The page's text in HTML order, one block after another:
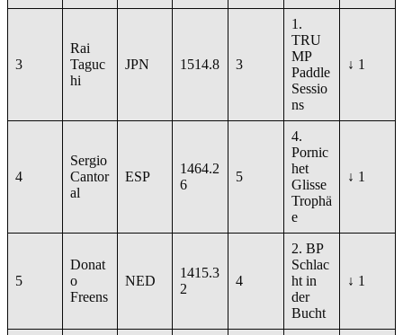
3
Rai
Taguc
hi
JPN 1514.8 3
1.
TRU
MP
Paddle
Sessio
ns
↓ 1
4
Sergio
Cantor
al
ESP
1464.2
6
5
4.
Pornic
het
Glisse
Trophä
e
↓ 1
5
Donat
o
Freens
NED
1415.3
2
4
2. BP
Schlac
ht in
der
Bucht
↓ 1